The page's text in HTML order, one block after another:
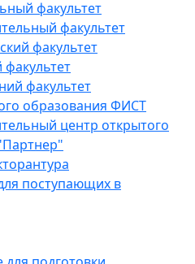
факультет
факультет
факультет
факультет
образования ФИСТ
центр открытого
поступающих в